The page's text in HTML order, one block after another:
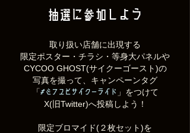
抽選に参加しよう
取り扱い店舗に出現する
限定ポスター・チラシ・等身大パネルや
​CYCOO GHOST(サイクーゴースト)の
写真を撮って、 キャンペーンタグ
「#ミフユとサイクーライド 」 をつけて
X(旧Twitter)へ投稿しよう！
限定ブロマイド(２枚セット)を